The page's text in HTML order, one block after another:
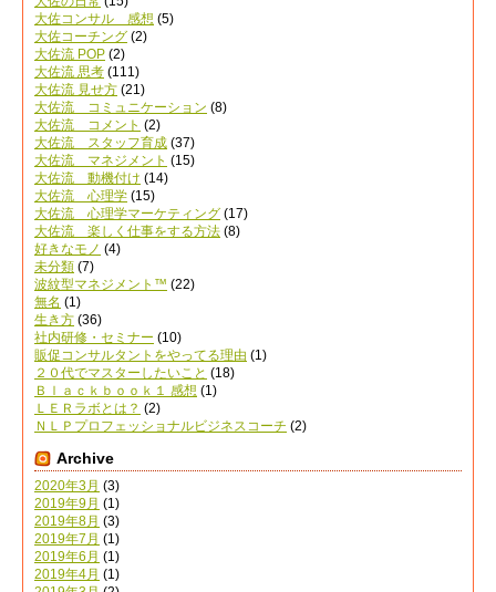
大佐コンサル 感想 (5)
大佐コーチング (2)
大佐流 POP (2)
大佐流 思考 (111)
大佐流 見せ方 (21)
大佐流 コミュニケーション (8)
大佐流 コメント (2)
大佐流 スタッフ育成 (37)
大佐流 マネジメント (15)
大佐流 動機付け (14)
大佐流 心理学 (15)
大佐流 心理学マーケティング (17)
大佐流 楽しく仕事をする方法 (8)
好きなモノ (4)
未分類 (7)
波紋型マネジメント™ (22)
無名 (1)
生き方 (36)
社内研修・セミナー (10)
販促コンサルタントをやってる理由 (1)
２０代でマスターしたいこと (18)
Ｂｌａｃｋｂｏｏｋ１ 感想 (1)
ＬＥＲラボとは？ (2)
ＮＬＰプロフェッショナルビジネスコーチ (2)
Archive
2020年3月 (3)
2019年9月 (1)
2019年8月 (3)
2019年7月 (1)
2019年6月 (1)
2019年4月 (1)